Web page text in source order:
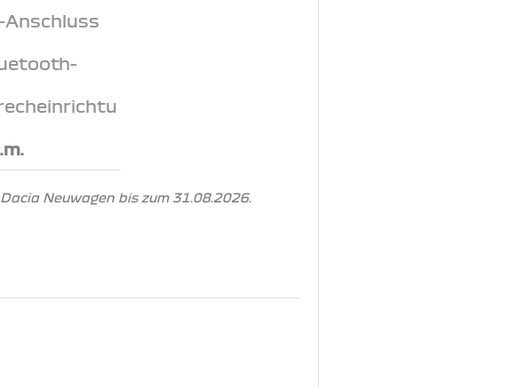
Anschluss
Neuwagen bis zum 31.08.2026.